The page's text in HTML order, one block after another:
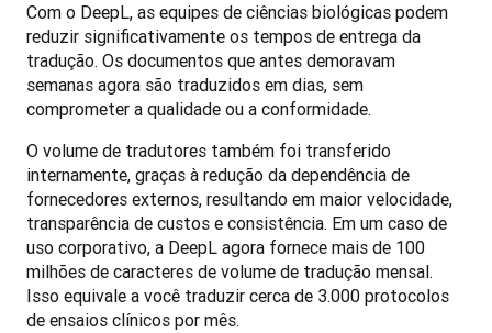
Com o DeepL, as equipes de ciências biológicas podem
reduzir significativamente os tempos de entrega da
tradução. Os documentos que antes demoravam
semanas agora são traduzidos em dias, sem
comprometer a qualidade ou a conformidade.
O volume de tradutores também foi transferido
internamente, graças à redução da dependência de
fornecedores externos, resultando em maior velocidade,
transparência de custos e consistência. Em um caso de
uso corporativo, a DeepL agora fornece mais de 100
milhões de caracteres de volume de tradução mensal.
Isso equivale a você traduzir cerca de 3.000 protocolos
de ensaios clínicos por mês.